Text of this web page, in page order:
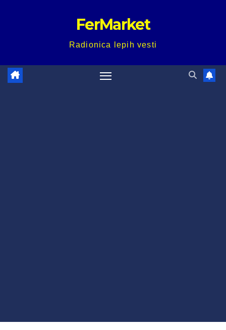
FerMarket
Radionica lepih vesti